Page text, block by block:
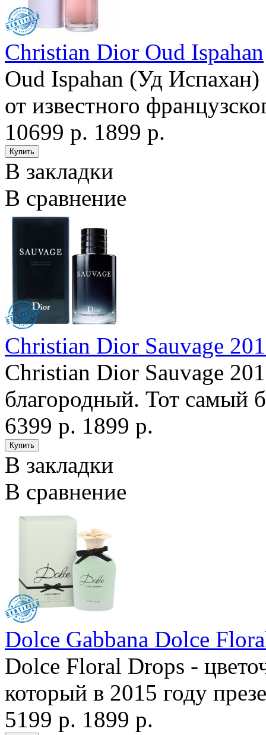
Christian Dior Oud Ispahan
Oud Ispahan (Уд
от известного
10699 р. 1899 р.
В закладки
В сравнение
Christian Dior Sauvage
Christian Dior Sauvage
благородный. Тот самый
6399 р. 1899 р.
В закладки
В сравнение
Dolce Gabbana Dolce
Dolce Floral Drops -
который в 2015 году
5199 р. 1899 р.